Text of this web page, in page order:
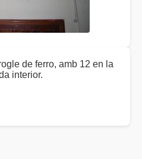
de ferro, amb 12 en la
interior.